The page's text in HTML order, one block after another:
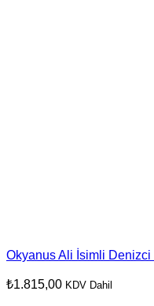
Okyanus Ali İsimli
₺1.815,00 KDV Dahil